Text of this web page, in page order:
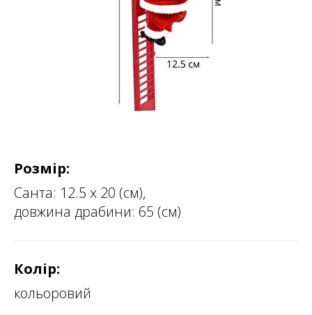
Розмір:
Санта: 12.5 х 20 (см),
довжина драбини: 65 (см)
Колір:
кольоровий